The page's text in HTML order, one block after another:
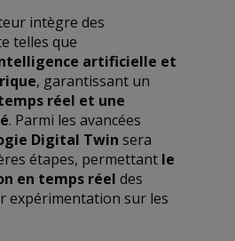
intègre des
telles que
artificielle et
, garantissant un
réel et une
. Parmi les avancées
Digital Twin sera
étapes, permettant le
en temps réel des
expérimentation sur les